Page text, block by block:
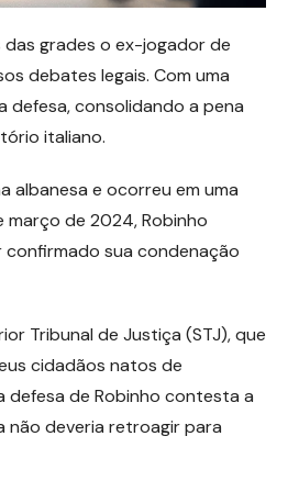
das grades o ex-jogador de
debates legais. Com uma
defesa, consolidando a pena
italiano.
albanesa e ocorreu em uma
de 2024, Robinho
confirmado sua condenação
Tribunal de Justiça (STJ), que
cidadãos natos de
defesa de Robinho contesta a
não deveria retroagir para